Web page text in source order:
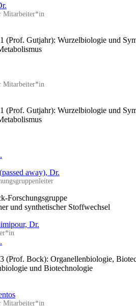
Mitarbeiter*in
(Prof. Gutjahr): Wurzelbiologie und
Mitarbeiter*in
(Prof. Gutjahr): Wurzelbiologie und
away), Dr.
Forschungsgruppe
und synthetischer Stoffwechsel
Dr.
(Prof. Bock): Organellenbiologie,
und Biotechnologie
Mitarbeiter*in